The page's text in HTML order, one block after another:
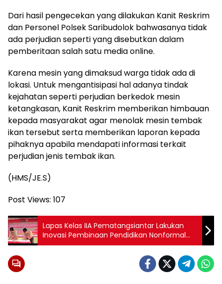
Dari hasil pengecekan yang dilakukan Kanit Reskrim
dan Personel Polsek Saribudolok bahwasanya tidak
ada perjudian seperti yang disebutkan dalam
pemberitaan salah satu media online.
Karena mesin yang dimaksud warga tidak ada di
lokasi. Untuk mengantisipasi hal adanya tindak
kejahatan seperti perjudian berkedok mesin
ketangkasan, Kanit Reskrim memberikan himbauan
kepada masyarakat agar menolak mesin tembak
ikan tersebut serta memberikan laporan kepada
pihaknya apabila mendapati informasi terkait
perjudian jenis tembak ikan.
(HMS/JE.S)
Post Views: 107
Lapas Kelas IIA Pematangsiantar Lakukan
Inovasi Pembinaan Pendidikan Nonformal
“Pramuka”.